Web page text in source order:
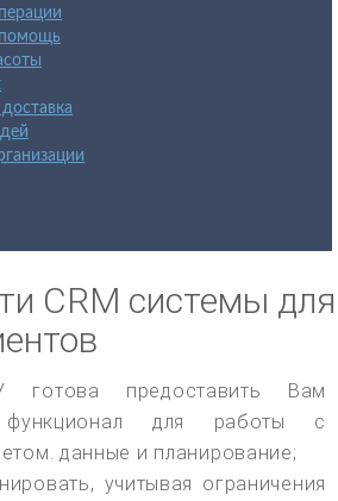
CRM системы для
готова предоставить Вам
функционал для работы с
данные и планирование;
учитывая ограничения